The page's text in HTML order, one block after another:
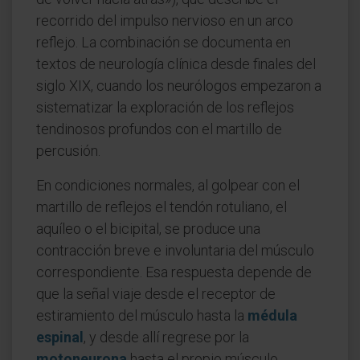
recorrido del impulso nervioso en un arco
reflejo. La combinación se documenta en
textos de neurología clínica desde finales del
siglo XIX, cuando los neurólogos empezaron a
sistematizar la exploración de los reflejos
tendinosos profundos con el martillo de
percusión.
En condiciones normales, al golpear con el
martillo de reflejos el tendón rotuliano, el
aquíleo o el bicipital, se produce una
contracción breve e involuntaria del músculo
correspondiente. Esa respuesta depende de
que la señal viaje desde el receptor de
estiramiento del músculo hasta la médula
espinal , y desde allí regrese por la